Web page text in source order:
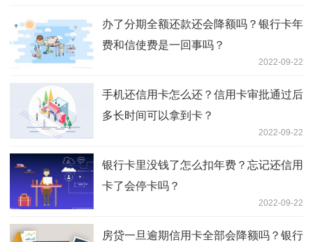
办了分期全额还款还会降额吗？银行卡年
费和信使费是一回事吗？
2022-09-22
手机还信用卡怎么还？信用卡审批通过后
多长时间可以拿到卡？
2022-09-22
银行卡里没钱了怎么扣年费？忘记还信用
卡了会停卡吗？
2022-09-22
房贷一旦逾期信用卡全部会降额吗？银行